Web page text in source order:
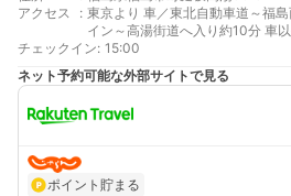
アクセス
: 東京より 車／東北自動車道～福
イン～高湯街道へ入り約10分 車
高湯温泉行きバスで４0分
最寄り駅１ 福島
チェックイン: 15:00
ネット予約可能な外部サイトで見る
ポイント貯まる